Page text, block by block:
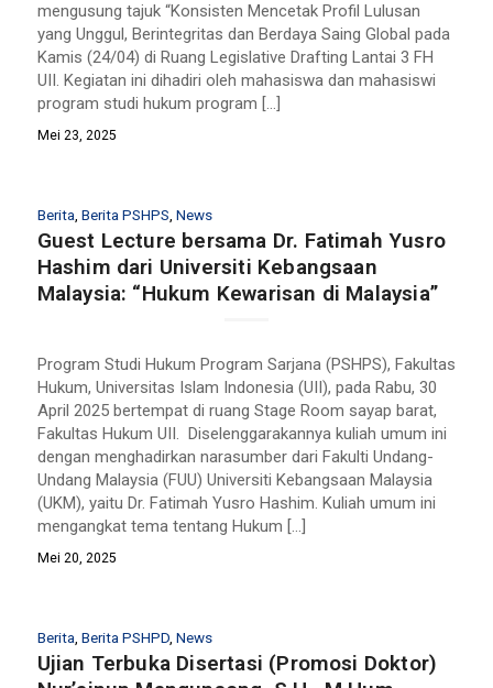
mengusung tajuk “Konsisten Mencetak Profil Lulusan
yang Unggul, Berintegritas dan Berdaya Saing Global pada
Kamis (24/04) di Ruang Legislative Drafting Lantai 3 FH
UII. Kegiatan ini dihadiri oleh mahasiswa dan mahasiswi
program studi hukum program […]
Mei 23, 2025
Berita Berita PSHPS News
Guest Lecture bersama Dr. Fatimah Yusro
Hashim dari Universiti Kebangsaan
Malaysia: “Hukum Kewarisan di Malaysia”
Program Studi Hukum Program Sarjana (PSHPS), Fakultas
Hukum, Universitas Islam Indonesia (UII), pada Rabu, 30
April 2025 bertempat di ruang Stage Room sayap barat,
Fakultas Hukum UII. Diselenggarakannya kuliah umum ini
dengan menghadirkan narasumber dari Fakulti Undang-
Undang Malaysia (FUU) Universiti Kebangsaan Malaysia
(UKM), yaitu Dr. Fatimah Yusro Hashim. Kuliah umum ini
mengangkat tema tentang Hukum […]
Mei 20, 2025
Berita Berita PSHPD, News
Ujian Terbuka Disertasi (Promosi Doktor)